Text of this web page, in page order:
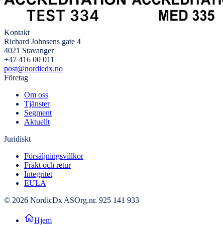
Kontakt
Richard Johnsens gate 4
4021 Stavanger
+47 416 00 011
post@nordicdx.no
Företag
Om oss
Tjänster
Segment
Aktuellt
Juridiskt
Försäljningsvillkor
Frakt och retur
Integritet
EULA
© 2026 NordicDx ASOrg.nr. 925 141 933
Hjem